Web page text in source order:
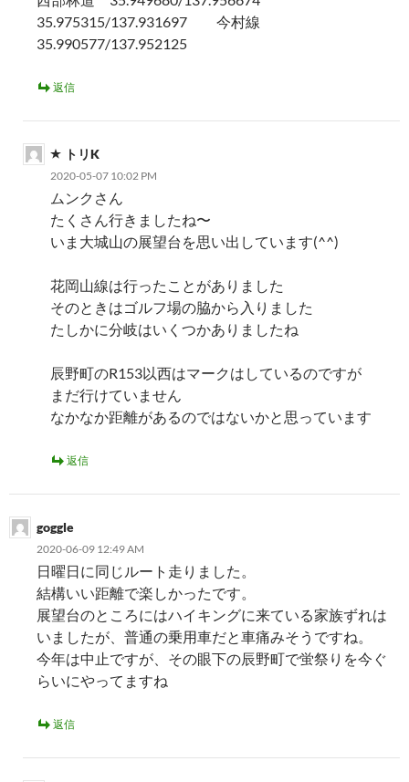
35.975315/137.931697 今村線
35.990577/137.952125
返信
トリK
2020-05-07 10:02 PM
ムンクさん
たくさん行きましたね〜
いま大城山の展望台を思い出しています(^^)
花岡山線は行ったことがありました
そのときはゴルフ場の脇から入りました
たしかに分岐はいくつかありましたね
辰野町のR153以西はマークはしているのですが
まだ行けていません
なかなか距離があるのではないかと思っています
返信
goggle
2020-06-09 12:49 AM
日曜日に同じルート走りました。
結構いい距離で楽しかったです。
展望台のところにはハイキングに来ている家族ずれは
いましたが、普通の乗用車だと車痛みそうですね。
今年は中止ですが、その眼下の辰野町で蛍祭りを今ぐ
らいにやってますね
返信